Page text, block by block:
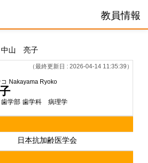
教員情報
中山 亮子
（最終更新日 : 2026-04-14 11:35:39）
Nakayama Ryoko
歯学部 歯学科 病理学
日本抗加齢医学会